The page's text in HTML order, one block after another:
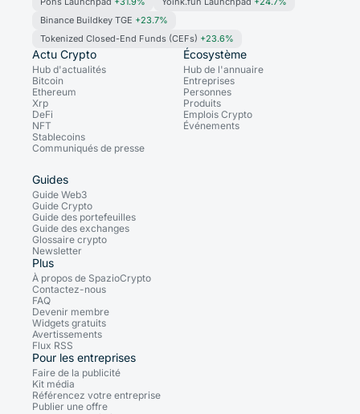
Binance Buildkey TGE +23.7%
Tokenized Closed-End Funds (CEFs) +23.6%
Actu Crypto
Hub d'actualités
Bitcoin
Ethereum
Xrp
DeFi
NFT
Stablecoins
Communiqués de presse
Écosystème
Hub de l'annuaire
Entreprises
Personnes
Produits
Emplois Crypto
Événements
Guides
Guide Web3
Guide Crypto
Guide des portefeuilles
Guide des exchanges
Glossaire crypto
Newsletter
Plus
À propos de SpazioCrypto
Contactez-nous
FAQ
Devenir membre
Widgets gratuits
Avertissements
Flux RSS
Pour les entreprises
Faire de la publicité
Kit média
Référencez votre entreprise
Publier une offre